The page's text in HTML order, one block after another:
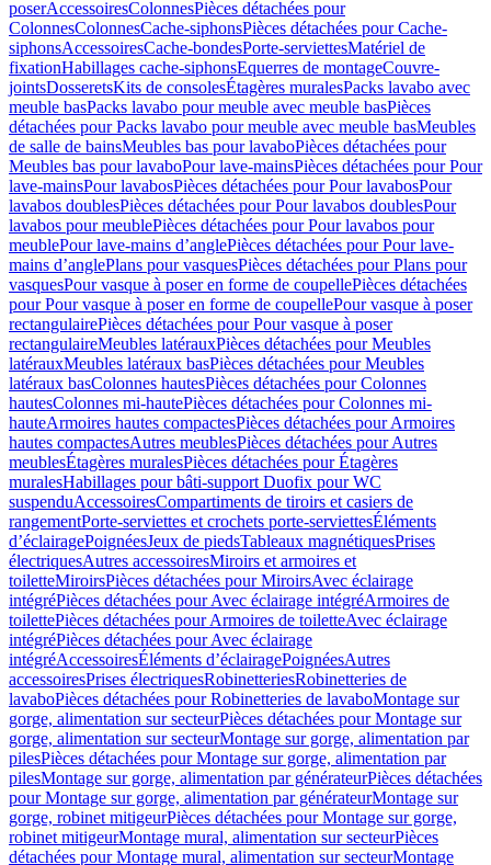
poserAccessoiresColonnesPièces détachées pour
ColonnesColonnesCache-siphonsPièces détachées pour Cache-
siphonsAccessoiresCache-bondesPorte-serviettesMatériel de
fixationHabillages cache-siphonsEquerres de montageCouvre-
jointsDosseretsKits de consolesÉtagères muralesPacks lavabo avec
meuble basPacks lavabo pour meuble avec meuble basPièces
détachées pour Packs lavabo pour meuble avec meuble basMeubles
de salle de bainsMeubles bas pour lavaboPièces détachées pour
Meubles bas pour lavaboPour lave-mainsPièces détachées pour Pour
lave-mainsPour lavabosPièces détachées pour Pour lavabosPour
lavabos doublesPièces détachées pour Pour lavabos doublesPour
lavabos pour meublePièces détachées pour Pour lavabos pour
meublePour lave-mains d’anglePièces détachées pour Pour lave-
mains d’anglePlans pour vasquesPièces détachées pour Plans pour
vasquesPour vasque à poser en forme de coupellePièces détachées
pour Pour vasque à poser en forme de coupellePour vasque à poser
rectangulairePièces détachées pour Pour vasque à poser
rectangulaireMeubles latérauxPièces détachées pour Meubles
latérauxMeubles latéraux basPièces détachées pour Meubles
latéraux basColonnes hautesPièces détachées pour Colonnes
hautesColonnes mi-hautePièces détachées pour Colonnes mi-
hauteArmoires hautes compactesPièces détachées pour Armoires
hautes compactesAutres meublesPièces détachées pour Autres
meublesÉtagères muralesPièces détachées pour Étagères
muralesHabillages pour bâti-support Duofix pour WC
suspenduAccessoiresCompartiments de tiroirs et casiers de
rangementPorte-serviettes et crochets porte-serviettesÉléments
d’éclairagePoignéesJeux de piedsTableaux magnétiquesPrises
électriquesAutres accessoiresMiroirs et armoires et
toiletteMiroirsPièces détachées pour MiroirsAvec éclairage
intégréPièces détachées pour Avec éclairage intégréArmoires de
toilettePièces détachées pour Armoires de toiletteAvec éclairage
intégréPièces détachées pour Avec éclairage
intégréAccessoiresÉléments d’éclairagePoignéesAutres
accessoiresPrises électriquesRobinetteriesRobinetteries de
lavaboPièces détachées pour Robinetteries de lavaboMontage sur
gorge, alimentation sur secteurPièces détachées pour Montage sur
gorge, alimentation sur secteurMontage sur gorge, alimentation par
pilesPièces détachées pour Montage sur gorge, alimentation par
pilesMontage sur gorge, alimentation par générateurPièces détachées
pour Montage sur gorge, alimentation par générateurMontage sur
gorge, robinet mitigeurPièces détachées pour Montage sur gorge,
robinet mitigeurMontage mural, alimentation sur secteurPièces
détachées pour Montage mural, alimentation sur secteurMontage